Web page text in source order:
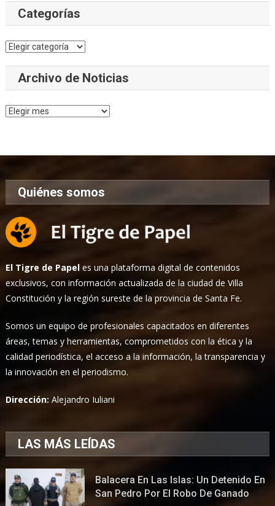
Categorías
Categorías
Archivo de Noticias
Archivo
Quiénes somos
El Tigre de Papel es una plataforma digital de contenidos
exclusivos, con información actualizada de la ciudad de Villa
Constitución y la región sureste de la provincia de Santa Fe.
Somos un equipo de profesionales capacitados en diferentes
áreas, temas y herramientas, comprometidos con la ética y la
calidad periodística, el acceso a la información, la transparencia y
la innovación en el periodismo.
Dirección:Alejandro Iuliani
LAS MÁS LEÍDAS
Balacera En Las Islas: Un Detenido En
San Pedro Por El Robo De Ganado